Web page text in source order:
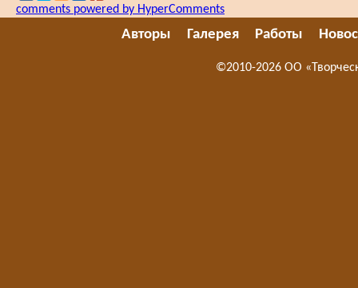
comments powered by HyperComments
Авторы Галерея Работы
©2010-2026 ОО